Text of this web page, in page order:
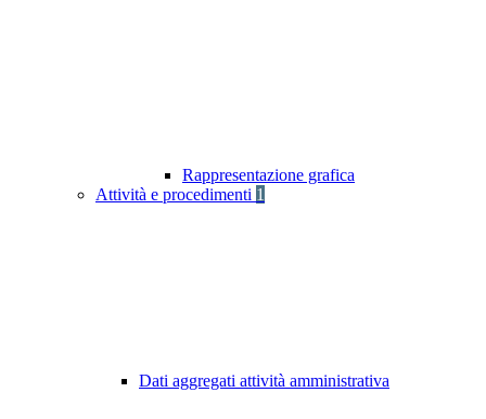
Rappresentazione grafica
Attività e procedimenti 1
Dati aggregati attività amministrativa